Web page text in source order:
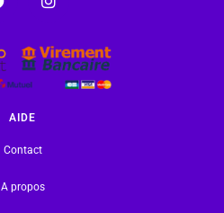
AIDE
Contact
A propos